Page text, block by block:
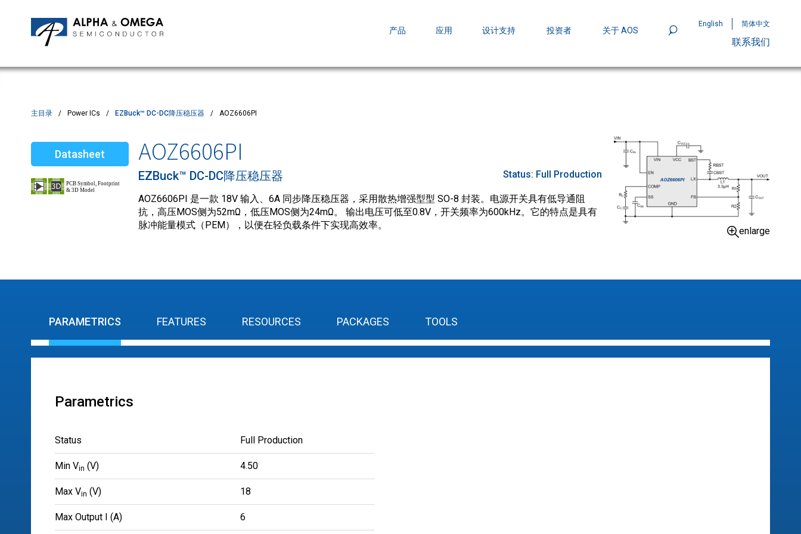
产品 应用 设计支持 投资者 关于 AOS
English 简体中文
联系我们
MOSFETs
Motor Control MCU's
TVS
AOS发布 AmpStack™ 封装：MOSFET 功率密度实现
质量与可靠性
客户满意度调查
主目录 Power ICs EZBuck™ DC-DC降压稳压器 AOZ6606PI
Datasheet AOZ6606PI
EZBuck™ DC-DC降压稳压器 Status: Full Production
AOZ6606PI 是一款 18V 输入、6A 同步降压稳压器，采用散热增强型型 SO-8 封装。电源开关具有低导通阻
抗，高压MOS侧为52mΩ，低压MOS侧为24mΩ。 输出电压可低至0.8V，开关频率为600kHz。它的特点是具有
脉冲能量模式（PEM），以便在轻负载条件下实现高效率。
enlarge
PARAMETRICS FEATURES RESOURCES PACKAGES TOOLS
Parametrics
Status Full Production
Min Vin (V) 4.50
Max Vin (V) 18
Max Output I (A) 6